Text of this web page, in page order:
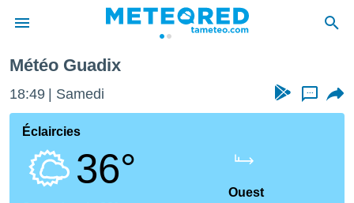
de
Météo Guadix
18:49 Samedi ...
Éclaircies
36°
Ouest